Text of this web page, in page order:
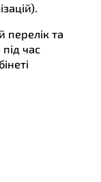
перелік та
час